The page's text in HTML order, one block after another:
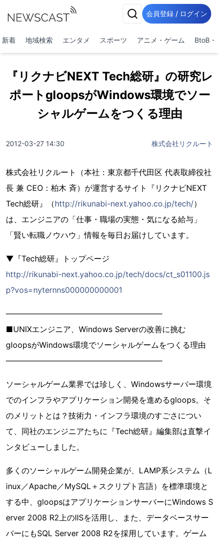
会員登録 / ログイン
新着 地域検索 エンタメ スポーツ アニメ・ゲーム BtoB・
『リクナビNEXT Tech総研』の研究レ
ポートgloopsがWindows環境でソー
シャルゲームをつくる理由
2012-03-27 14:30 株式会社リクルート
株式会社リクルート（本社：東京都千代田区 代表取締役社
長 兼 CEO：柏木 斉）が運営するサイト『リクナビNEXT
Tech総研』（http://rikunabi-next.yahoo.co.jp/tech/）
は、エンジニアの「仕事・職場の実態・気になる給与」
「賢い転職ノウハウ」情報を毎日お届けしています。
▼『Tech総研』トップページ
http://rikunabi-next.yahoo.co.jp/tech/docs/ct_s01100.js
p?vos=nyternns000000000001
――――――――――――――――――――
■UNIXエンジニア、Windows Serverの改善に挑む
gloopsがWindows環境でソーシャルゲームをつくる理由
――――――――――――――――――――
ソーシャルゲーム業界では珍しく、Windowsサーバー環境
でのインフラやアプリケーション開発を進めるgloops。そ
のメリットとは？技術力・インフラ環境のすごさについ
て、同社のエンジニアたちに『Tech総研』編集部は直撃イ
ンタビューしました。
多くのソーシャルゲーム開発企業が、LAMP系システム（L
inux／Apache／MySQL＋スクリプト言語）を標準環境と
する中、gloopsはアプリケーションサーバーにWindows S
erver 2008 R2上のIISを活用し、また、データベースサー
バーにもSQL Server 2008 R2を採用しています。ゲーム